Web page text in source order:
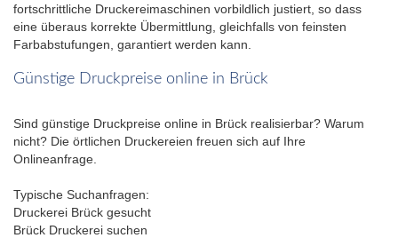
fortschrittliche Druckereimaschinen vorbildlich justiert, so dass
eine überaus korrekte Übermittlung, gleichfalls von feinsten
Farbabstufungen, garantiert werden kann.
Günstige Druckpreise online in Brück
Sind günstige Druckpreise online in Brück realisierbar? Warum
nicht? Die örtlichen Druckereien freuen sich auf Ihre
Onlineanfrage.
Typische Suchanfragen:
Druckerei Brück gesucht
Brück Druckerei suchen